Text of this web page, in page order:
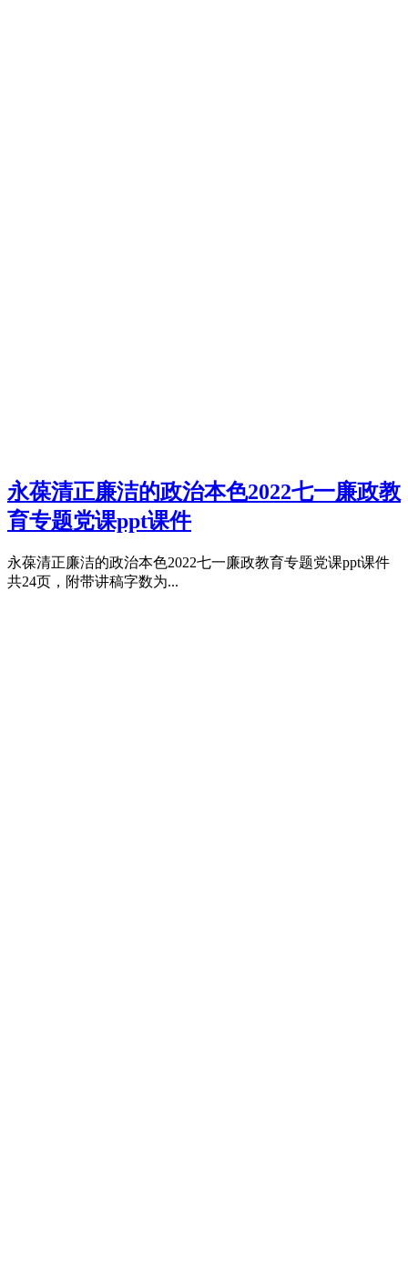
永葆清正廉洁的政治本色2022七一廉政教
育专题党课ppt课件
永葆清正廉洁的政治本色2022七一廉政教育专题党课ppt课件
共24页，附带讲稿字数为...